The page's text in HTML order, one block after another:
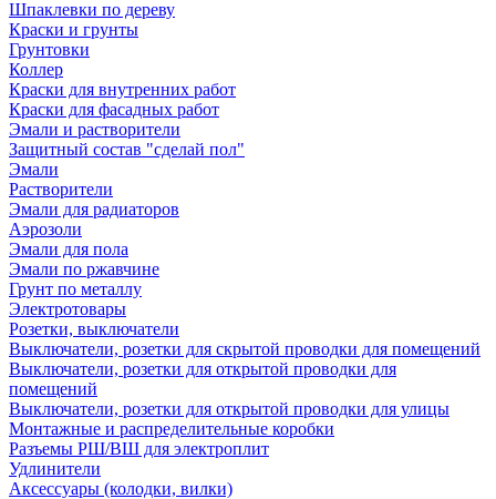
Шпаклевки по дереву
Краски и грунты
Грунтовки
Коллер
Краски для внутренних работ
Краски для фасадных работ
Эмали и растворители
Защитный состав "сделай пол"
Эмали
Растворители
Эмали для радиаторов
Аэрозоли
Эмали для пола
Эмали по ржавчине
Грунт по металлу
Электротовары
Розетки, выключатели
Выключатели, розетки для скрытой проводки для помещений
Выключатели, розетки для открытой проводки для
помещений
Выключатели, розетки для открытой проводки для улицы
Монтажные и распределительные коробки
Разъемы РШ/ВШ для электроплит
Удлинители
Аксессуары (колодки, вилки)